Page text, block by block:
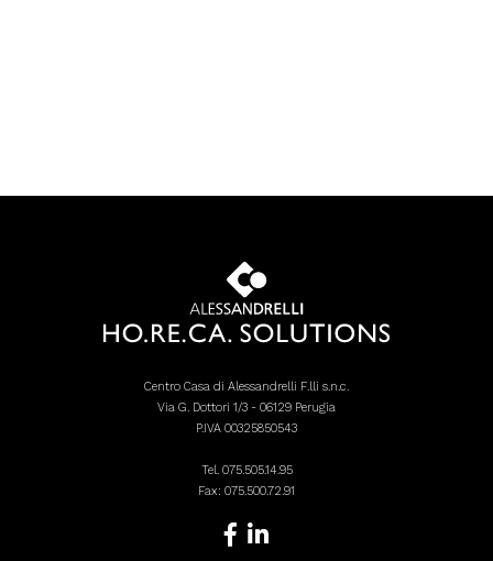
Centro Casa di Alessandrelli F.lli s.n.c.
Via G. Dottori 1/3 - 06129 Perugia
P.IVA 00325850543
Tel. 075.505.14.95
Fax: 075.500.72.91